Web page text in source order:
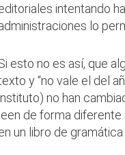
intentando
lo
esto no es así, que
y “no vale el del
no han
leen de forma
un libro de